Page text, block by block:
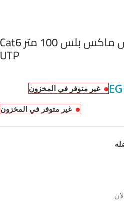
كابل نت وورك ميكس ماكس بلس 100 متر Cat6
UTP
غير متوفر في المخزون
غير متوفر في المخزون